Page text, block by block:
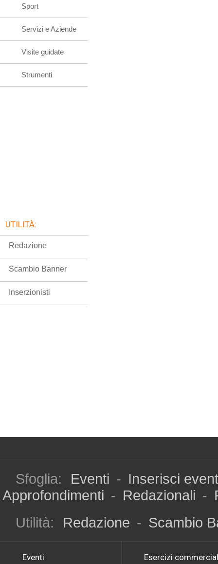
Sport
Servizi e Aziende
Visite guidate
Strumenti
UTILITÀ:
Redazione
Scambio Banner
Inserzionisti
Sfoglia: Eventi - Inserisci
Approfondimenti - Redazionali -
Utilità:
Redazione - Scambio
Eventi Esercizi